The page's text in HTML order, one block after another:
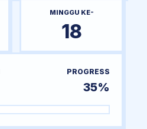
MINGGU KE-
18
PROGRESS
35%